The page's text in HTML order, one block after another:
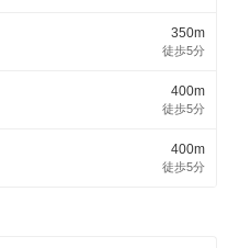
350m
徒歩5分
400m
徒歩5分
400m
徒歩5分